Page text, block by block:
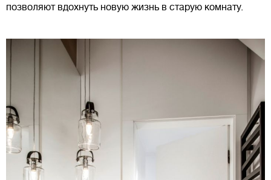
позволяют вдохнуть новую жизнь в старую комнату.